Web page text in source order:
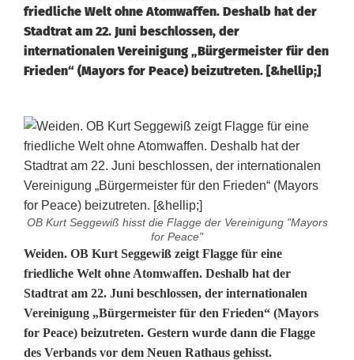
friedliche Welt ohne Atomwaffen. Deshalb hat der
Stadtrat am 22. Juni beschlossen, der
internationalen Vereinigung „Bürgermeister für den
Frieden“ (Mayors for Peace) beizutreten. [&hellip;]
OB Kurt Seggewiß hisst die Flagge der Vereinigung "Mayors
for Peace"
W
e
i
d
Weiden. OB Kurt Seggewiß zeigt Flagge für eine
friedliche Welt ohne Atomwaffen. Deshalb hat der
Stadtrat am 22. Juni beschlossen, der internationalen
Vereinigung „Bürgermeister für den Frieden“ (Mayors
for Peace) beizutreten. Gestern wurde dann die Flagge
des Verbands vor dem Neuen Rathaus gehisst.